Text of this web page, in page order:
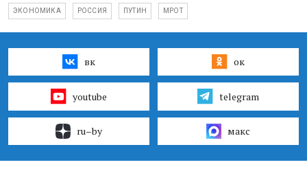
ЭКОНОМИКА РОССИЯ ПУТИН МРОТ
вк ок
youtube telegram
ru–by макс